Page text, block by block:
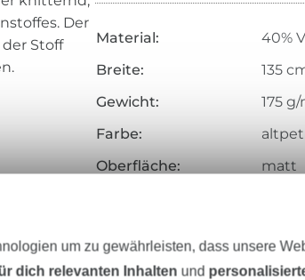
Der
Stoff
Material:
40%
Breite:
135
Gewicht:
175 g/
Farbe:
Oberfläche:
matt
Merkmale:
um zu gewährleisten, dass unsere
dich relevanten Inhalten und